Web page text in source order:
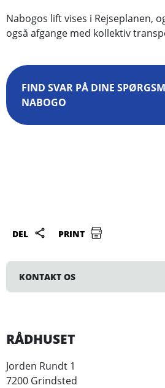
Nabogos lift vises i Rejseplanen,
også afgange med kollektiv
FIND SVAR PÅ DINE
NABOGO
DEL PRINT
KONTAKT OS
RÅDHUSET
Jorden Rundt 1
7200 Grindsted